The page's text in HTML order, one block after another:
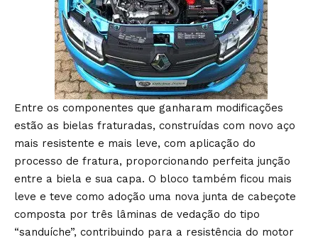
Entre os componentes que ganharam modificações
estão as bielas fraturadas, construídas com novo aço
mais resistente e mais leve, com aplicação do
processo de fratura, proporcionando perfeita junção
entre a biela e sua capa. O bloco também ficou mais
leve e teve como adoção uma nova junta de cabeçote
composta por três lâminas de vedação do tipo
“sanduíche”, contribuindo para a resistência do motor